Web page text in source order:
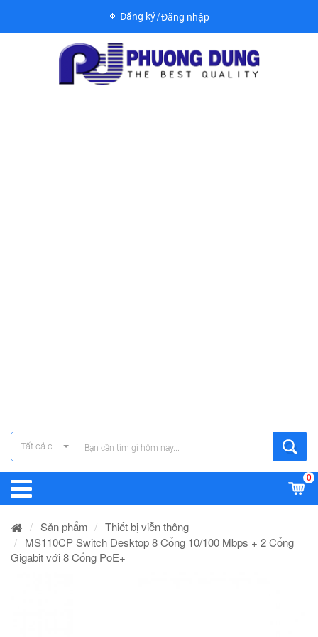
Đăng ký Đăng nhập
Tất cả các danh mục
0
Sản phẩm
Thiết bị viễn thông
MS110CP Switch Desktop 8 Cổng 10/100 Mbps + 2 Cổng
Gigabit với 8 Cổng PoE+